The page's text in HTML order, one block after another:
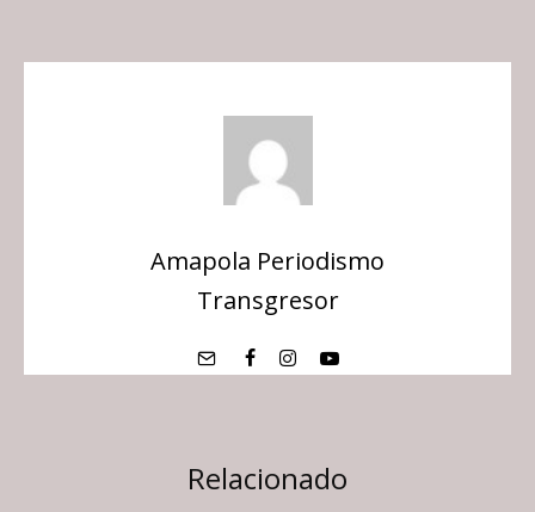
Amapola Periodismo
Transgresor
Relacionado